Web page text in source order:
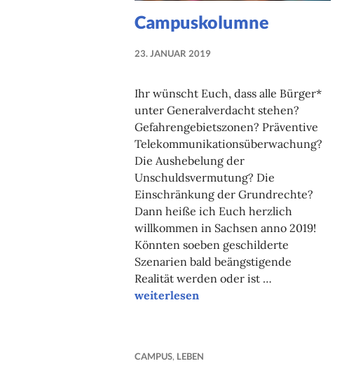
Campuskolumne
23. JANUAR 2019
Ihr wünscht Euch, dass alle Bürger*
unter Generalverdacht stehen?
Gefahrengebietszonen? Präventive
Telekommunikationsüberwachung?
Die Aushebelung der
Unschuldsvermutung? Die
Einschränkung der Grundrechte?
Dann heiße ich Euch herzlich
willkommen in Sachsen anno 2019!
Könnten soeben geschilderte
Szenarien bald beängstigende
Realität werden oder ist …
Campuskolumne
weiterlesen
CAMPUS, LEBEN